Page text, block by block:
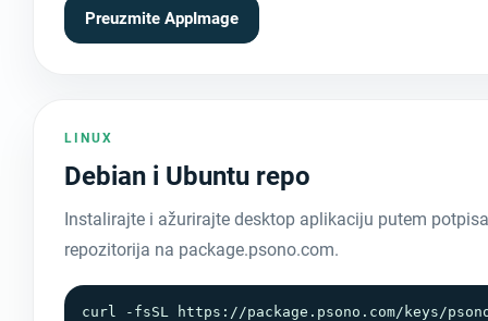
Preuzmite AppImage
LINUX
Debian i Ubuntu repo
Instalirajte i ažurirajte desktop aplikaciju putem
repozitorija na package.psono.com.
curl -fsSL https://package.psono.com/keys/